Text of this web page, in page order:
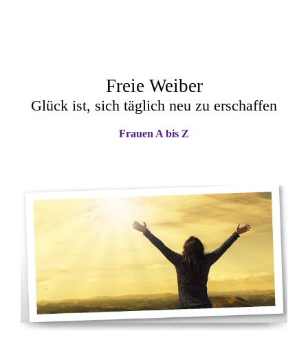
Freie Weiber
Glück ist, sich täglich neu zu erschaffen
Frauen A bis Z